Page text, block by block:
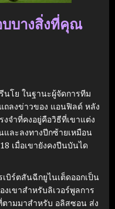
บางสิ่งที่คุณ
นโย ในฐานะผู้จัดการทีม
ถลงข่าวของ แอนฟิลด์ หลัง
จำที่คงอยู่คือวิธีที่เขาแต่ง
และลงทางปีกซ้ายเหมือน
เมื่อเขายังคงปีนบันได
บิร์ตสันฉีกยูไนเต็ดออกเป็น
เขาสำหรับลิเวอร์พูลการ
ตามมาสำหรับ อลิสซอน ส่ง